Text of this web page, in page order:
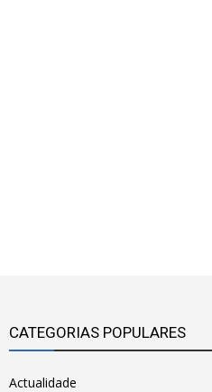
CATEGORIAS POPULARES
Actualidade